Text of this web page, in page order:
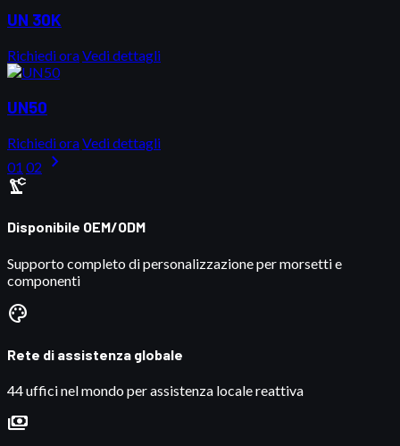
UN 30K
Richiedi oraVedi dettagli
UN50
Richiedi oraVedi dettagli
01 02
chevron_right
precision_manufacturing
Disponibile OEM/ODM
Supporto completo di personalizzazione per morsetti e
componenti
palette
Rete di assistenza globale
44 uffici nel mondo per assistenza locale reattiva
payments